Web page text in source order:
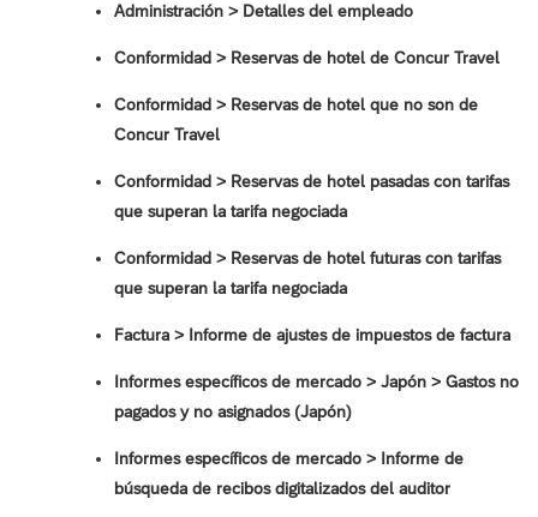
Administración > Detalles del empleado
Conformidad > Reservas de hotel de Concur Travel
Conformidad > Reservas de hotel que no son de
Concur Travel
Conformidad > Reservas de hotel pasadas con tarifas
que superan la tarifa negociada
Conformidad > Reservas de hotel futuras con tarifas
que superan la tarifa negociada
Factura > Informe de ajustes de impuestos de factura
Informes específicos de mercado > Japón > Gastos no
pagados y no asignados (Japón)
Informes específicos de mercado > Informe de
búsqueda de recibos digitalizados del auditor